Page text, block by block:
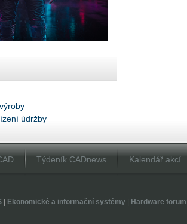
údržby
Týdeník CADnews Kalendář akcí
| Ekonomické a informační systémy| Hardware forum